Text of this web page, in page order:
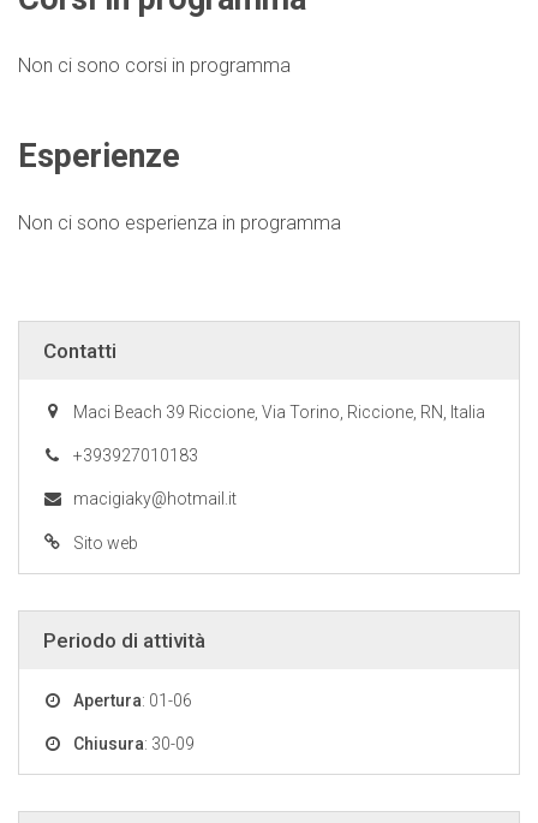
Non ci sono corsi in programma
Esperienze
Non ci sono esperienza in programma
Contatti
Maci Beach 39 Riccione, Via Torino, Riccione, RN, Italia
+393927010183
macigiaky@hotmail.it
Sito web
Periodo di attività
Apertura: 01-06
Chiusura: 30-09